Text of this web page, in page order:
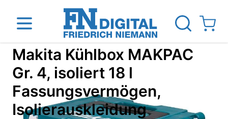
Direkt zum Inhalt
Das Unternehmen Standorte
View
Makita Kühlbox MAKPAC
Gr. 4, isoliert 18 l
Fassungsvermögen,
Isolierauskleidung